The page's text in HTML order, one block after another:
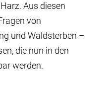
Aus diesen
von
und Waldsterben –
die nun in den
werden.